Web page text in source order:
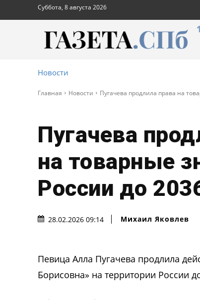
Суббота, 8 августа 2026
Новости
Главная Новости Пугачева продлила права на
Пугачева
на товарные
России до
28.02.2026 09:14 Михаил Яковлев
Певица Алла Пугачева продлила
Борисовна» на территории России